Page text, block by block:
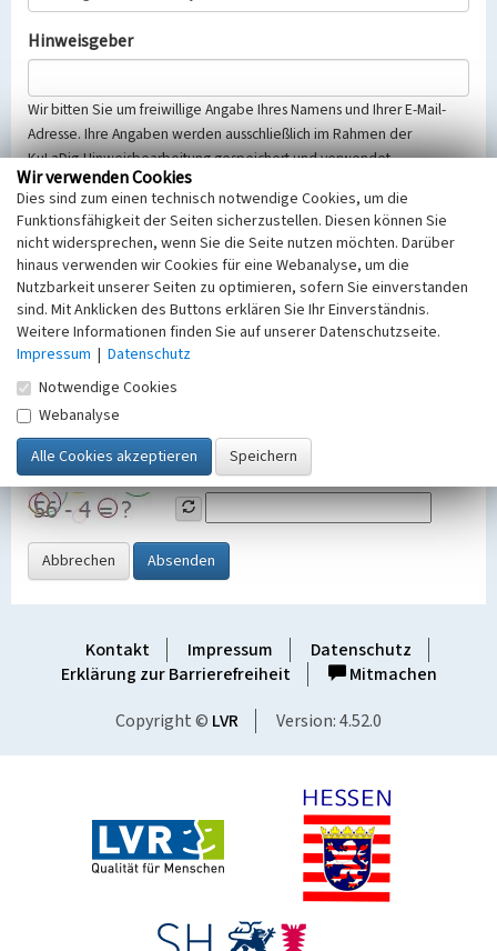
Hinweisgeber
Wir bitten Sie um freiwillige Angabe Ihres Namens und Ihrer E-Mail-
Adresse. Ihre Angaben werden ausschließlich im Rahmen der
KuLaDig-Hinweisbearbeitung gespeichert und verwendet.
Selbstverständlich werden diese entsprechend der Vorschriften des
Telemediengesetzes, des Datenschutzgesetzes NRW und der seit
dem 25.05.2018 gültigen Europäischen Datenschutzgrundverordnung
(EU-DSGVO) vertraulich behandelt, beachten Sie bitte unsere
Hinweise zumDatenschutz
Nachricht
SicherheitsabfrageTragen Sie unten das Rechenergebnis aus der
Grafik ein
Abbrechen Absenden
Kontakt Impressum
Datenschutz
Erklärung zur Barrierefreiheit
Mitmachen
Copyright © LVR Version: 4.52.0
Wir verwenden Cookies
Dies sind zum einen technisch notwendige Cookies, um die
Funktionsfähigkeit der Seiten sicherzustellen. Diesen können Sie
nicht widersprechen, wenn Sie die Seite nutzen möchten. Darüber
hinaus verwenden wir Cookies für eine Webanalyse, um die
Nutzbarkeit unserer Seiten zu optimieren, sofern Sie einverstanden
sind. Mit Anklicken des Buttons erklären Sie Ihr Einverständnis.
Weitere Informationen finden Sie auf unserer Datenschutzseite.
Impressum | Datenschutz
Notwendige Cookies
Webanalyse